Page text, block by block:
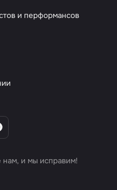
и перформансов
и мы исправим!